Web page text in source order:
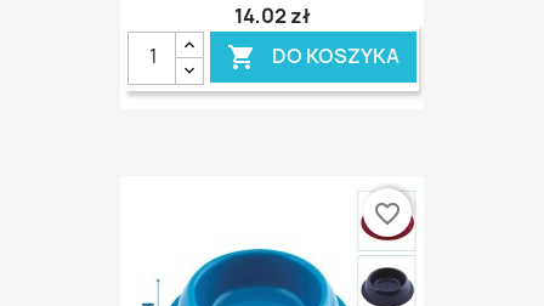
14,02 zł
 DO KOSZYKA
favorite_border